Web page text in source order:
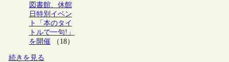
図書館、休館
日特別イベン
ト「本のタイ
トルで一句!」
を開催（18）
続きを見る